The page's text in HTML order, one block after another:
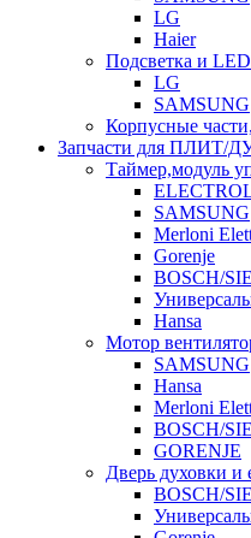
LG
Haier
Подсветка и
LG
SAMSUNG
Корпусные
Запчасти для ПЛИТ/
Таймер,модуль
SAMSUNG
Merloni
Gorenje
BOSCH/
Hansa
Мотор
SAMSUNG
Hansa
Merloni
BOSCH/
GORENJE
Дверь духовки и
BOSCH/